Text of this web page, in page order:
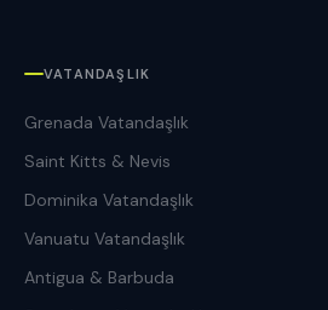
VATANDAŞLIK
Grenada Vatandaşlık
Saint Kitts & Nevis
Dominika Vatandaşlık
Vanuatu Vatandaşlık
Antigua & Barbuda